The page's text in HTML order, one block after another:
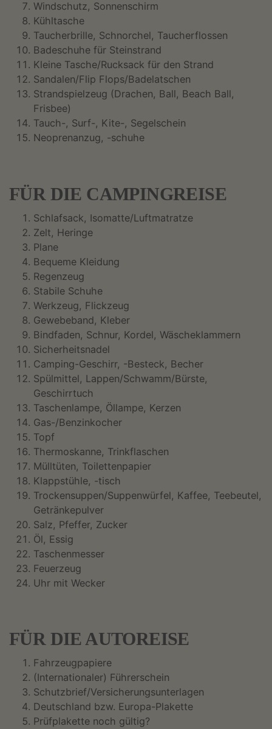
Windschutz, Sonnenschirm
Kühltasche
Taucherbrille, Schnorchel, Taucherflossen
Badeschuhe für Steinstrand
Kleine Tasche/Rucksack für den Strand
Sandalen/Flip Flops/Badelatschen
Strandspielzeug (Drachen, Ball, Beach Ball,
Frisbee)
Tauch-, Surf-, Kite-, Segelschein
Neoprenanzug, -schuhe
FÜR DIE CAMPINGREISE
Schlafsack, Isomatte/Luftmatratze
Zelt, Heringe
Plane
Bequeme Kleidung
Regenzeug
Stabile Schuhe
Werkzeug, Flickzeug
Gewebeband, Kleber
Bindfaden, Schnur, Kordel, Wäscheklammern
Sicherheitsnadel
Camping-Geschirr, -Besteck, Becher
Spülmittel, Lappen/Schwamm/Bürste,
Geschirrtuch
Taschenlampe, Öllampe, Kerzen
Gas-/Benzinkocher
Topf
Thermoskanne, Trinkflaschen
Mülltüten, Toilettenpapier
Klappstühle, -tisch
Trockensuppen/Suppenwürfel, Kaffee, Teebeutel,
Getränkepulver
Salz, Pfeffer, Zucker
Öl, Essig
Taschenmesser
Feuerzeug
Uhr mit Wecker
FÜR DIE AUTOREISE
Fahrzeugpapiere
(Internationaler) Führerschein
Schutzbrief/Versicherungsunterlagen
Deutschland bzw. Europa-Plakette
Prüfplakette noch gültig?